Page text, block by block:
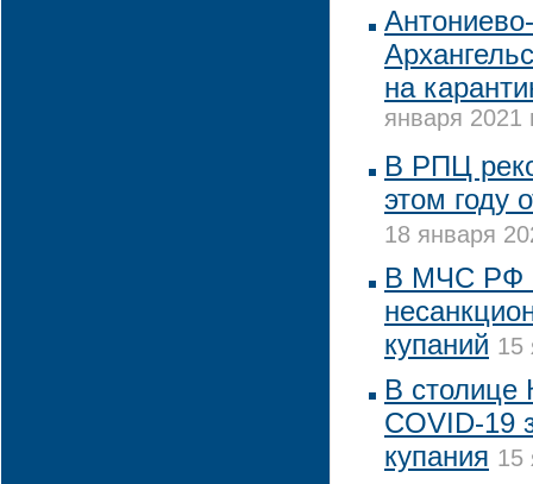
на
января 2021
В РПЦ
этом году
18 января
В МЧС РФ
купаний 15
В столице
COVID-19
купания 15